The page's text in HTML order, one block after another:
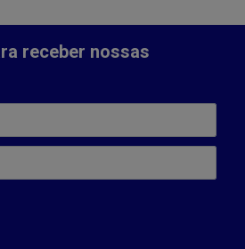
receber nossas